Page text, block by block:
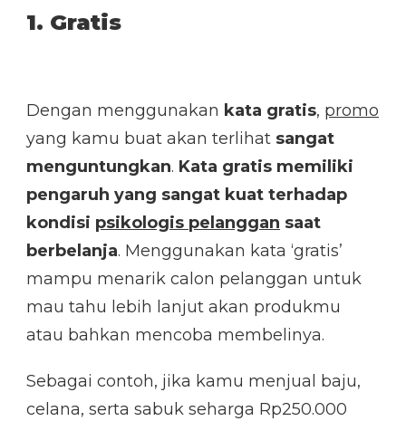
1. Gratis
Dengan menggunakan kata gratis, promo
yang kamu buat akan terlihat sangat
menguntungkan. Kata gratis memiliki
pengaruh yang sangat kuat terhadap
kondisi psikologis pelanggan saat
berbelanja. Menggunakan kata ‘gratis’
mampu menarik calon pelanggan untuk
mau tahu lebih lanjut akan produkmu
atau bahkan mencoba membelinya.
Sebagai contoh, jika kamu menjual baju,
celana, serta sabuk seharga Rp250.000